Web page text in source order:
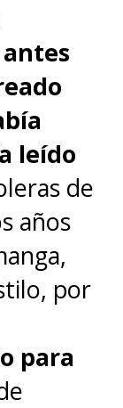
antes
leído
de
años
por
para